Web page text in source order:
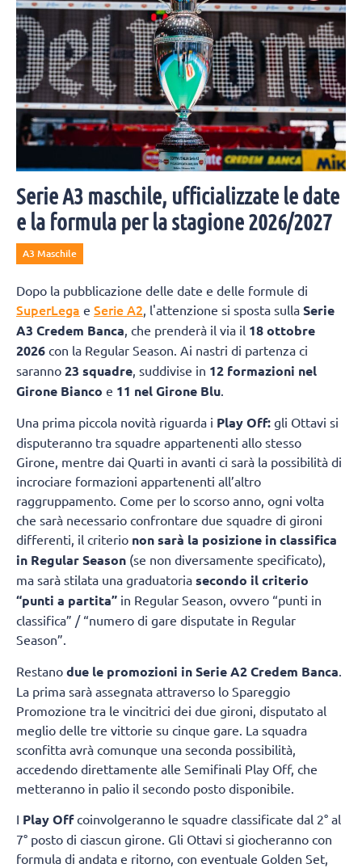
Serie A3 maschile, ufficializzate le date
e la formula per la stagione 2026/2027
A3 Maschile
Dopo la pubblicazione delle date e delle formule di
SuperLega e Serie A2 , l'attenzione si sposta sulla Serie
A3 Credem Banca , che prenderà il via il 18 ottobre
2026 con la Regular Season. Ai nastri di partenza ci
saranno 23 squadre , suddivise in 12 formazioni nel
Girone Bianco e 11 nel Girone Blu
Una prima piccola novità riguarda i Play Off: gli Ottavi si
disputeranno tra squadre appartenenti allo stesso
Girone, mentre dai Quarti in avanti ci sarà la possibilità di
incrociare formazioni appartenenti all’altro
raggruppamento. Come per lo scorso anno, ogni volta
che sarà necessario confrontare due squadre di gironi
differenti, il criterio non sarà la posizione in classifica
in Regular Season (se non diversamente specificato),
ma sarà stilata una graduatoria secondo il criterio
“punti a partita” in Regular Season, ovvero “punti in
classifica” / “numero di gare disputate in Regular
Season”.
Restano due le promozioni in Serie A2 Credem Banca
La prima sarà assegnata attraverso lo Spareggio
Promozione tra le vincitrici dei due gironi, disputato al
meglio delle tre vittorie su cinque gare. La squadra
sconfitta avrà comunque una seconda possibilità,
accedendo direttamente alle Semifinali Play Off, che
metteranno in palio il secondo posto disponibile.
I Play Offcoinvolgeranno le squadre classificate dal 2° al
7° posto di ciascun girone. Gli Ottavi si giocheranno con
formula di andata e ritorno, con eventuale Golden Set,